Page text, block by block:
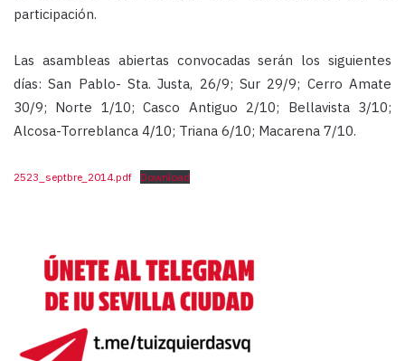
participación.
Las asambleas abiertas convocadas serán los siguientes
días: San Pablo- Sta. Justa, 26/9; Sur 29/9; Cerro Amate
30/9; Norte 1/10; Casco Antiguo 2/10; Bellavista 3/10;
Alcosa-Torreblanca 4/10; Triana 6/10; Macarena 7/10.
2523_septbre_2014.pdf Download